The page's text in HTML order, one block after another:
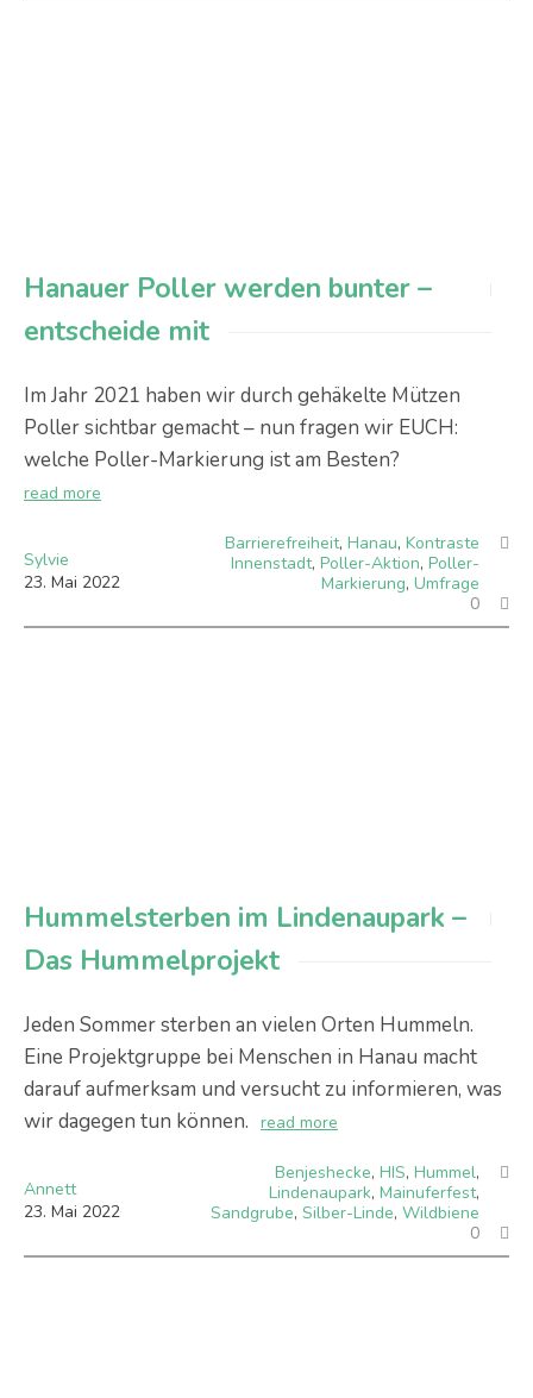
Hanauer Poller werden bunter –
entscheide mit
Im Jahr 2021 haben wir durch gehäkelte Mützen
Poller sichtbar gemacht – nun fragen wir EUCH:
welche Poller-Markierung ist am Besten?
read more
Sylvie
23. Mai 2022
Barrierefreiheit, Hanau, Kontraste
Innenstadt, Poller-Aktion, Poller-
Markierung, Umfrage
0
Hummelsterben im Lindenaupark –
Das Hummelprojekt
Jeden Sommer sterben an vielen Orten Hummeln.
Eine Projektgruppe bei Menschen in Hanau macht
darauf aufmerksam und versucht zu informieren, was
wir dagegen tun können. read more
Annett
23. Mai 2022
Benjeshecke, HIS, Hummel,
Lindenaupark, Mainuferfest,
Sandgrube, Silber-Linde, Wildbiene
0